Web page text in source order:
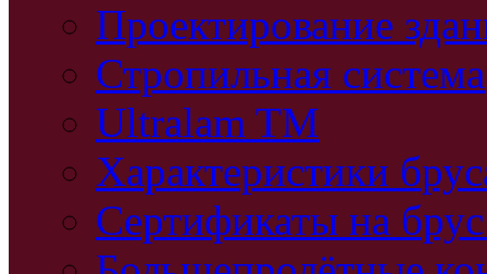
Проектирование
Стропильная система
Ultralam TM
Характеристики
Сертификаты на